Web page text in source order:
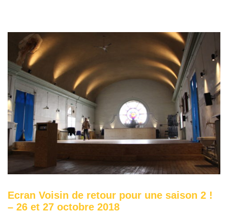
Ecran Voisin de retour pour une saison 2 !
– 26 et 27 octobre 2018